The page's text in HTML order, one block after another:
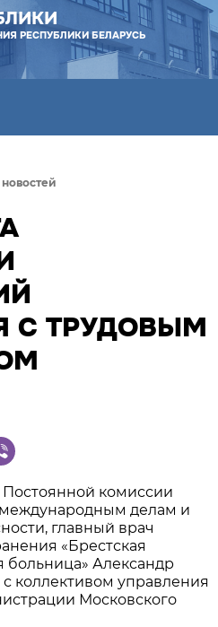
РЕСПУБЛИКИ БЕЛАРУСЬ
С ТРУДОВЫМ
Постоянной комиссии
делам и
главный врач
«Брестская
больница» Александр
коллективом управления
Московского